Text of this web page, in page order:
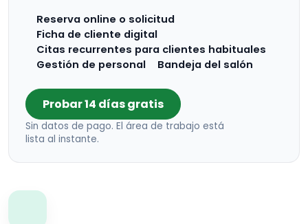
Reserva online o solicitud
Ficha de cliente digital
Citas recurrentes para clientes habituales
Gestión de personal
Bandeja del salón
Probar 14 días gratis
Sin datos de pago. El área de trabajo está
lista al instante.